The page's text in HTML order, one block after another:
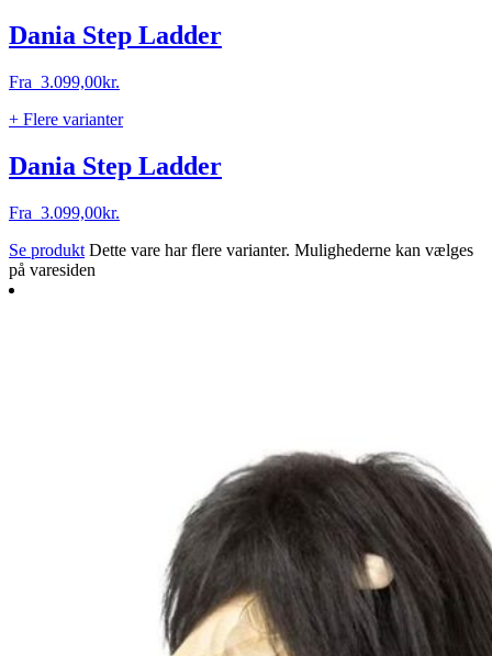
Dania Step Ladder
Fra 3.099,00kr.
+ Flere varianter
Dania Step Ladder
Fra 3.099,00kr.
Se produkt Dette vare har flere varianter. Mulighederne kan vælges
på varesiden